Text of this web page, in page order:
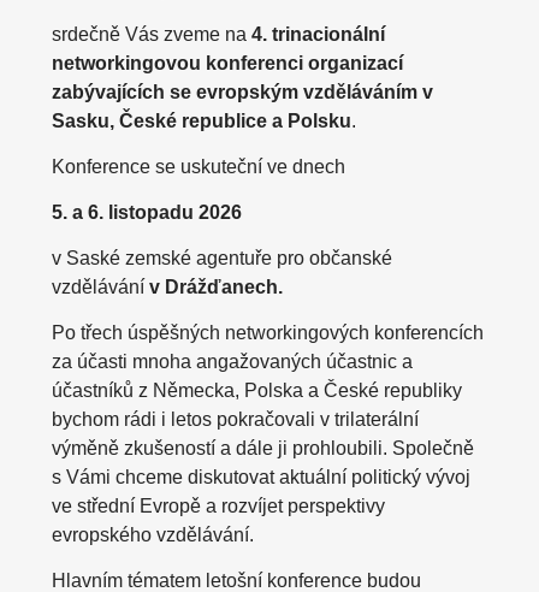
srdečně Vás zveme na 4. trinacionální
networkingovou konferenci organizací
zabývajících se evropským vzděláváním v
Sasku, České republice a Polsku.
Konference se uskuteční ve dnech
5. a 6. listopadu 2026
v Saské zemské agentuře pro občanské
vzdělávánív Drážďanech.
Po třech úspěšných networkingových konferencích
za účasti mnoha angažovaných účastnic a
účastníků z Německa, Polska a České republiky
bychom rádi i letos pokračovali v trilaterální
výměně zkušeností a dále ji prohloubili. Společně
s Vámi chceme diskutovat aktuální politický vývoj
ve střední Evropě a rozvíjet perspektivy
evropského vzdělávání.
Hlavním tématem letošní konference budou